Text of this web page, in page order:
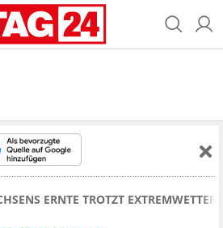
ERNTE TROTZT